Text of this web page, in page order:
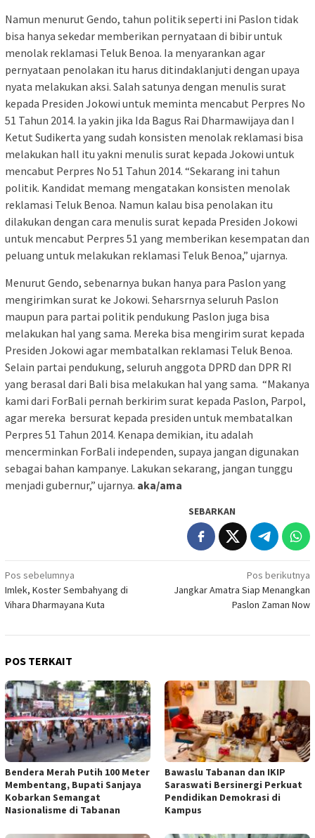
Namun menurut Gendo, tahun politik seperti ini Paslon tidak
bisa hanya sekedar memberikan pernyataan di bibir untuk
menolak reklamasi Teluk Benoa. Ia menyarankan agar
pernyataan penolakan itu harus ditindaklanjuti dengan upaya
nyata melakukan aksi. Salah satunya dengan menulis surat
kepada Presiden Jokowi untuk meminta mencabut Perpres No
51 Tahun 2014. Ia yakin jika Ida Bagus Rai Dharmawijaya dan I
Ketut Sudikerta yang sudah konsisten menolak reklamasi bisa
melakukan hall itu yakni menulis surat kepada Jokowi untuk
mencabut Perpres No 51 Tahun 2014. “Sekarang ini tahun
politik. Kandidat memang mengatakan konsisten menolak
reklamasi Teluk Benoa. Namun kalau bisa penolakan itu
dilakukan dengan cara menulis surat kepada Presiden Jokowi
untuk mencabut Perpres 51 yang memberikan kesempatan dan
peluang untuk melakukan reklamasi Teluk Benoa,” ujarnya.
Menurut Gendo, sebenarnya bukan hanya para Paslon yang
mengirimkan surat ke Jokowi. Seharsrnya seluruh Paslon
maupun para partai politik pendukung Paslon juga bisa
melakukan hal yang sama. Mereka bisa mengirim surat kepada
Presiden Jokowi agar membatalkan reklamasi Teluk Benoa.
Selain partai pendukung, seluruh anggota DPRD dan DPR RI
yang berasal dari Bali bisa melakukan hal yang sama. “Makanya
kami dari ForBali pernah berkirim surat kepada Paslon, Parpol,
agar mereka bersurat kepada presiden untuk membatalkan
Perpres 51 Tahun 2014. Kenapa demikian, itu adalah
mencerminkan ForBali independen, supaya jangan digunakan
sebagai bahan kampanye. Lakukan sekarang, jangan tunggu
menjadi gubernur,” ujarnya. aka/ama
SEBARKAN
Navigasi
pos
Pos sebelumnya
Imlek, Koster Sembahyang di
Vihara Dharmayana Kuta
Pos berikutnya
Jangkar Amatra Siap Menangkan
Paslon Zaman Now
POS TERKAIT
Bendera Merah Putih 100 Meter
Membentang, Bupati Sanjaya
Kobarkan Semangat
Nasionalisme di Tabanan
Bawaslu Tabanan dan IKIP
Saraswati Bersinergi Perkuat
Pendidikan Demokrasi di
Kampus